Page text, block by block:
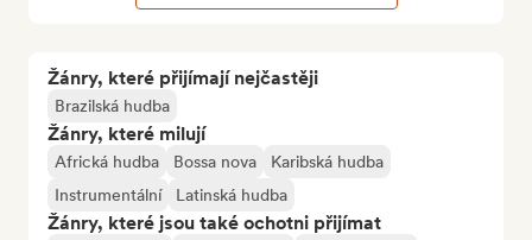
Žánry, které přijímají nejčastěji
Brazilská hudba
Žánry, které milují
Africká hudba Bossa nova
Karibská hudba
Instrumentální
Latinská hudba
Žánry, které jsou také ochotni přijímat